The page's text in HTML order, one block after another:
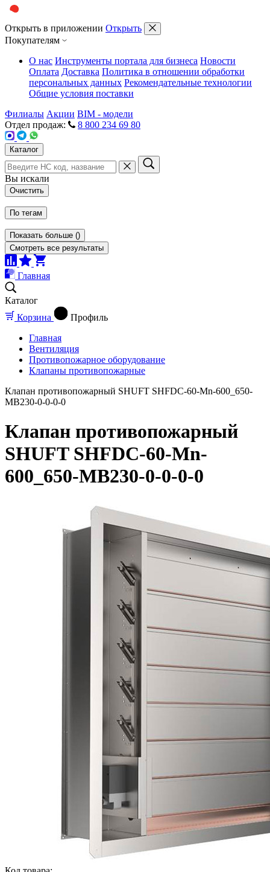
Открыть в приложении Открыть
Покупателям
О нас Инструменты портала для бизнеса Новости
Оплата Доставка Политика в отношении обработки
персональных данных Рекомендательные технологии
Общие условия поставки
Филиалы Акции BIM - модели
Отдел продаж:
8 800 234 69 80
Каталог
Вы искали
Очистить
По тегам
Показать больше ()
Смотреть все результаты
Главная
Каталог
Корзина
Профиль
Главная
Вентиляция
Противопожарное оборудование
Клапаны противопожарные
Клапан противопожарный SHUFT SHFDC-60-Mn-600_650-
MB230-0-0-0-0
Клапан противопожарный
SHUFT SHFDC-60-Mn-
600_650-MB230-0-0-0-0